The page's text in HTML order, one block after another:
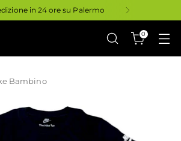
in 24 ore su Palermo
0
Bambino